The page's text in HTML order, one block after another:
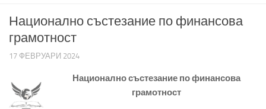
Национално състезание по финансова
грамотност
17 ФЕВРУАРИ 2024
Национално състезание по финансова
грамотност